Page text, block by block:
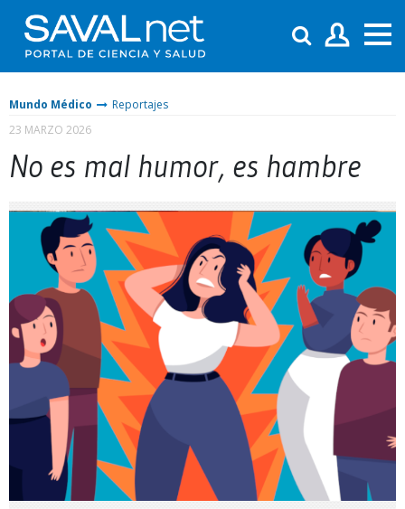
Mundo Médico
Reportajes
23 MARZO 2026
No es mal humor, es hambre